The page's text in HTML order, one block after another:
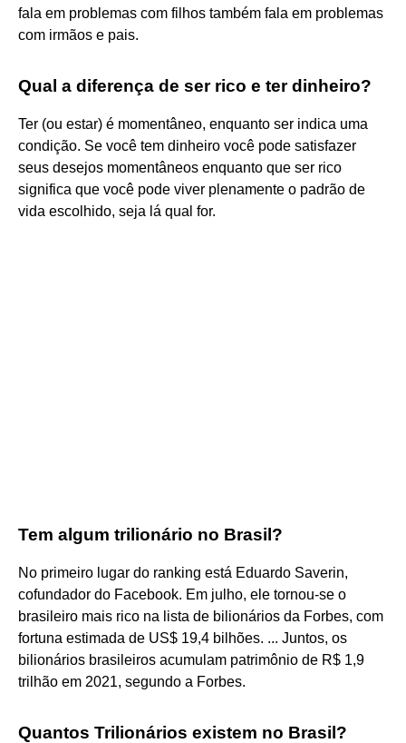
fala em problemas com filhos também fala em problemas
com irmãos e pais.
Qual a diferença de ser rico e ter dinheiro?
Ter (ou estar) é momentâneo, enquanto ser indica uma
condição. Se você tem dinheiro você pode satisfazer
seus desejos momentâneos enquanto que ser rico
significa que você pode viver plenamente o padrão de
vida escolhido, seja lá qual for.
Tem algum trilionário no Brasil?
No primeiro lugar do ranking está Eduardo Saverin,
cofundador do Facebook. Em julho, ele tornou-se o
brasileiro mais rico na lista de bilionários da Forbes, com
fortuna estimada de US$ 19,4 bilhões. ... Juntos, os
bilionários brasileiros acumulam patrimônio de R$ 1,9
trilhão em 2021, segundo a Forbes.
Quantos Trilionários existem no Brasil?